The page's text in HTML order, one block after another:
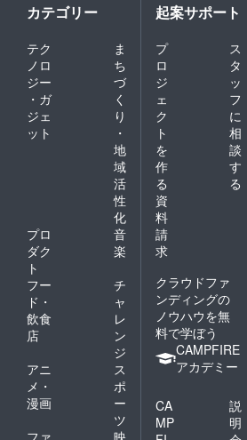
カテゴリー
テク
ノロ
ジー
・ガ
ジェ
ット
ま
ち
づ
く
り
・
地
域
活
性
化
プロ
ダク
ト
音
楽
フー
ド・
飲食
店
チ
ャ
レ
ン
ジ
アニ
メ・
漫画
ス
ポ
ー
ツ
ファ
映
起案サポート
プ
ロ
ジ
ェ
ク
ト
を
作
る
ス
タ
ッ
フ
に
相
談
す
る
資
料
請
求
クラウドファ
ンディングの
ノウハウを無
料で学ぼう
CAMPFIRE
アカデミー
CA
MP
説
明